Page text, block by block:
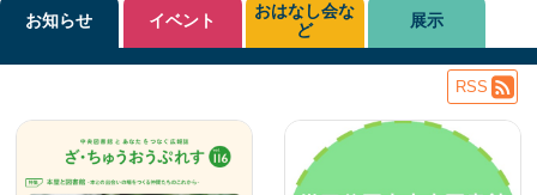
お知らせ イベント
おはなし会な
ど
展示
RSS